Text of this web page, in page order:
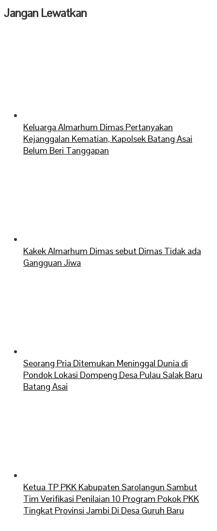
Jangan Lewatkan
Keluarga Almarhum Dimas Pertanyakan
Kejanggalan Kematian, Kapolsek Batang Asai
Belum Beri Tanggapan
Kakek Almarhum Dimas sebut Dimas Tidak ada
Gangguan Jiwa
Seorang Pria Ditemukan Meninggal Dunia di
Pondok Lokasi Dompeng Desa Pulau Salak Baru
Batang Asai
Ketua TP PKK Kabupaten Sarolangun Sambut
Tim Verifikasi Penilaian 10 Program Pokok PKK
Tingkat Provinsi Jambi Di Desa Guruh Baru